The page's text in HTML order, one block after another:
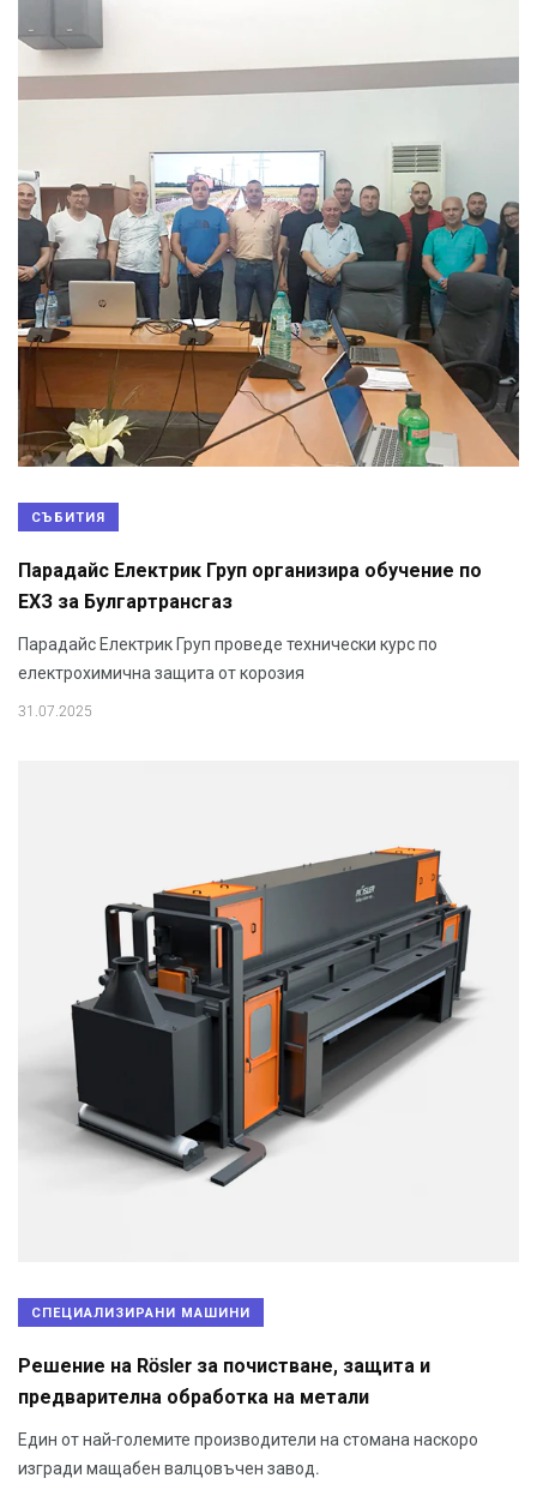
СЪБИТИЯ
Парадайс Електрик Груп организира обучение по
ЕХЗ за Булгартрансгаз
Парадайс Електрик Груп проведе технически курс по
електрохимична защита от корозия
31.07.2025
СПЕЦИАЛИЗИРАНИ МАШИНИ
Решение на Rösler за почистване, защита и
предварителна обработка на метали
Един от най-големите производители на стомана наскоро
изгради мащабен валцовъчен завод.